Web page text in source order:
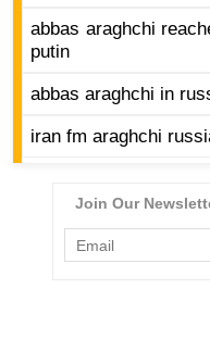
इ
फ
स्टा
ल
abbas araghchi
putin
abbas araghchi in
iran fm araghchi